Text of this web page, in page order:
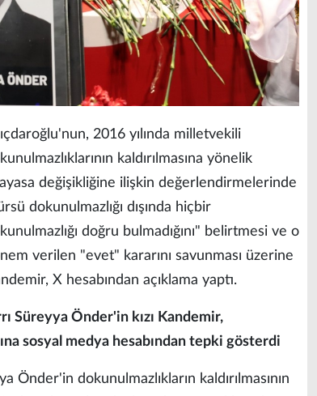
2016 yılında milletvekili
kaldırılmasına yönelik
değişikliğine ilişkin değerlendirmelerinde
dokunulmazlığı dışında hiçbir
doğru bulmadığını" belirtmesi ve o
verilen "evet" kararını savunması üzerine
X hesabından açıklama yaptı.
Süreyya Önder'in kızı Kandemir,
sosyal medya hesabından tepki gösterdi
Önder'in dokunulmazlıkların kaldırılmasının